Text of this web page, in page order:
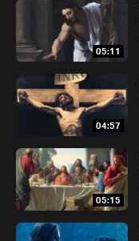
05:11
04:57
05:15